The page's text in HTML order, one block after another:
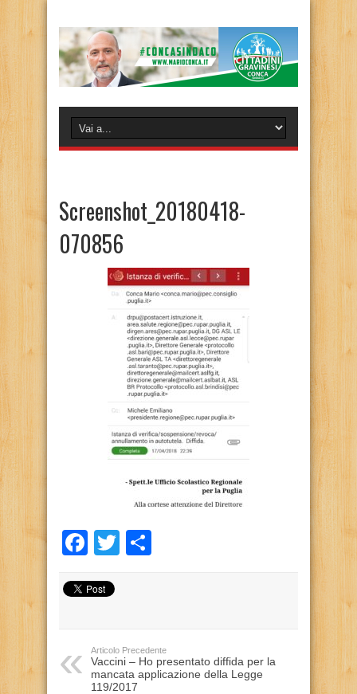
Screenshot_20180418-
070856
Facebook
Twitter
Articolo Precedente
Vaccini – Ho presentato diffida per la
mancata applicazione della Legge
119/2017